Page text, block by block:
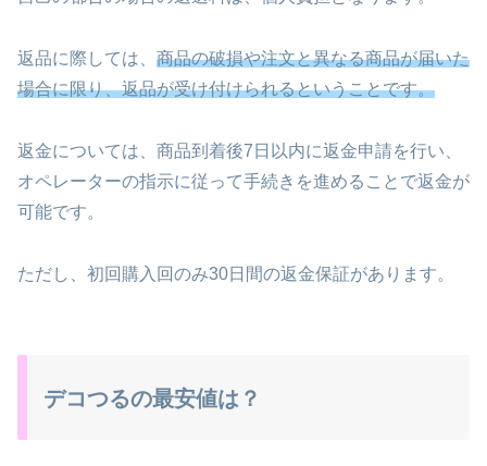
返品に際しては、 商品の破損や注文と異なる商品が届いた
場合に限り、返品が受け付けられるということです。
返金については、商品到着後7日以内に返金申請を行い、
オペレーターの指示に従って手続きを進めることで返金が
可能です。
ただし、初回購入回のみ30日間の返金保証があります。
デコつるの最安値は？